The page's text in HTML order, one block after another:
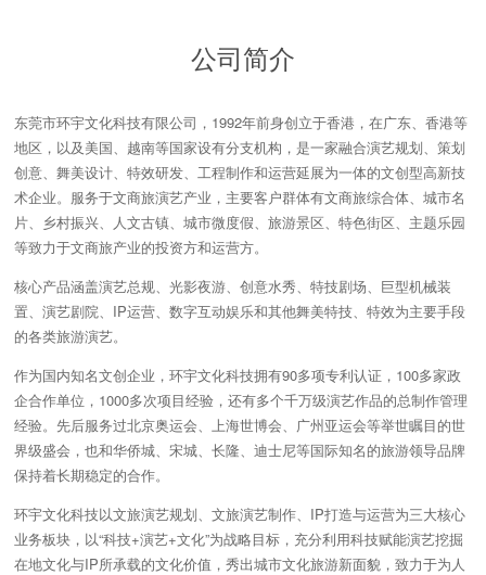
公司简介
东莞市环宇文化科技有限公司，1992年前身创立于香港，在广东、香港等
地区，以及美国、越南等国家设有分支机构，是一家融合演艺规划、策划
创意、舞美设计、特效研发、工程制作和运营延展为一体的文创型高新技
术企业。服务于文商旅演艺产业，主要客户群体有文商旅综合体、城市名
片、乡村振兴、人文古镇、城市微度假、旅游景区、特色街区、主题乐园
等致力于文商旅产业的投资方和运营方。
核心产品涵盖演艺总规、光影夜游、创意水秀、特技剧场、巨型机械装
置、演艺剧院、IP运营、数字互动娱乐和其他舞美特技、特效为主要手段
的各类旅游演艺。
作为国内知名文创企业，环宇文化科技拥有90多项专利认证，100多家政
企合作单位，1000多次项目经验，还有多个千万级演艺作品的总制作管理
经验。先后服务过北京奥运会、上海世博会、广州亚运会等举世瞩目的世
界级盛会，也和华侨城、宋城、长隆、迪士尼等国际知名的旅游领导品牌
保持着长期稳定的合作。
环宇文化科技以文旅演艺规划、文旅演艺制作、IP打造与运营为三大核心
业务板块，以“科技+演艺+文化”为战略目标，充分利用科技赋能演艺挖掘
在地文化与IP所承载的文化价值，秀出城市文化旅游新面貌，致力于为人